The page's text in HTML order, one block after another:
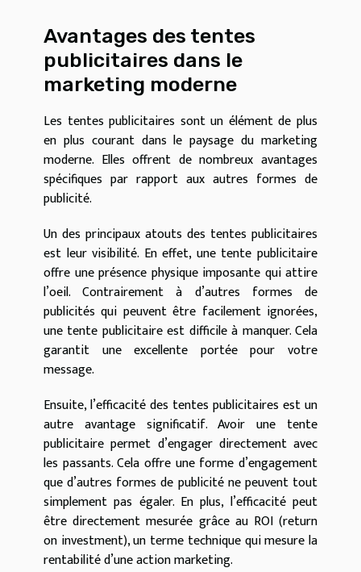
Avantages des tentes
publicitaires dans le
marketing moderne
Les tentes publicitaires sont un élément de plus
en plus courant dans le paysage du marketing
moderne. Elles offrent de nombreux avantages
spécifiques par rapport aux autres formes de
publicité.
Un des principaux atouts des tentes publicitaires
est leur visibilité. En effet, une tente publicitaire
offre une présence physique imposante qui attire
l’oeil. Contrairement à d’autres formes de
publicités qui peuvent être facilement ignorées,
une tente publicitaire est difficile à manquer. Cela
garantit une excellente portée pour votre
message.
Ensuite, l’efficacité des tentes publicitaires est un
autre avantage significatif. Avoir une tente
publicitaire permet d’engager directement avec
les passants. Cela offre une forme d’engagement
que d’autres formes de publicité ne peuvent tout
simplement pas égaler. En plus, l’efficacité peut
être directement mesurée grâce au ROI (return
on investment), un terme technique qui mesure la
rentabilité d’une action marketing.